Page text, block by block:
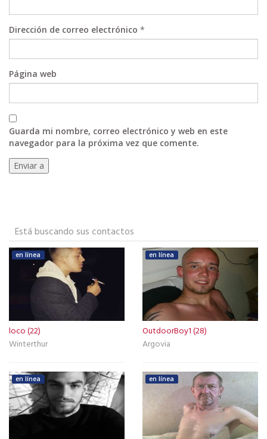
Dirección de correo electrónico *
Página web
Guarda mi nombre, correo electrónico y web en este
navegador para la próxima vez que comente.
Está buscando sus contactos
en línea
loco (22)
Winterthur
en línea
OutdoorBoy1 (28)
Argovia
en línea en línea